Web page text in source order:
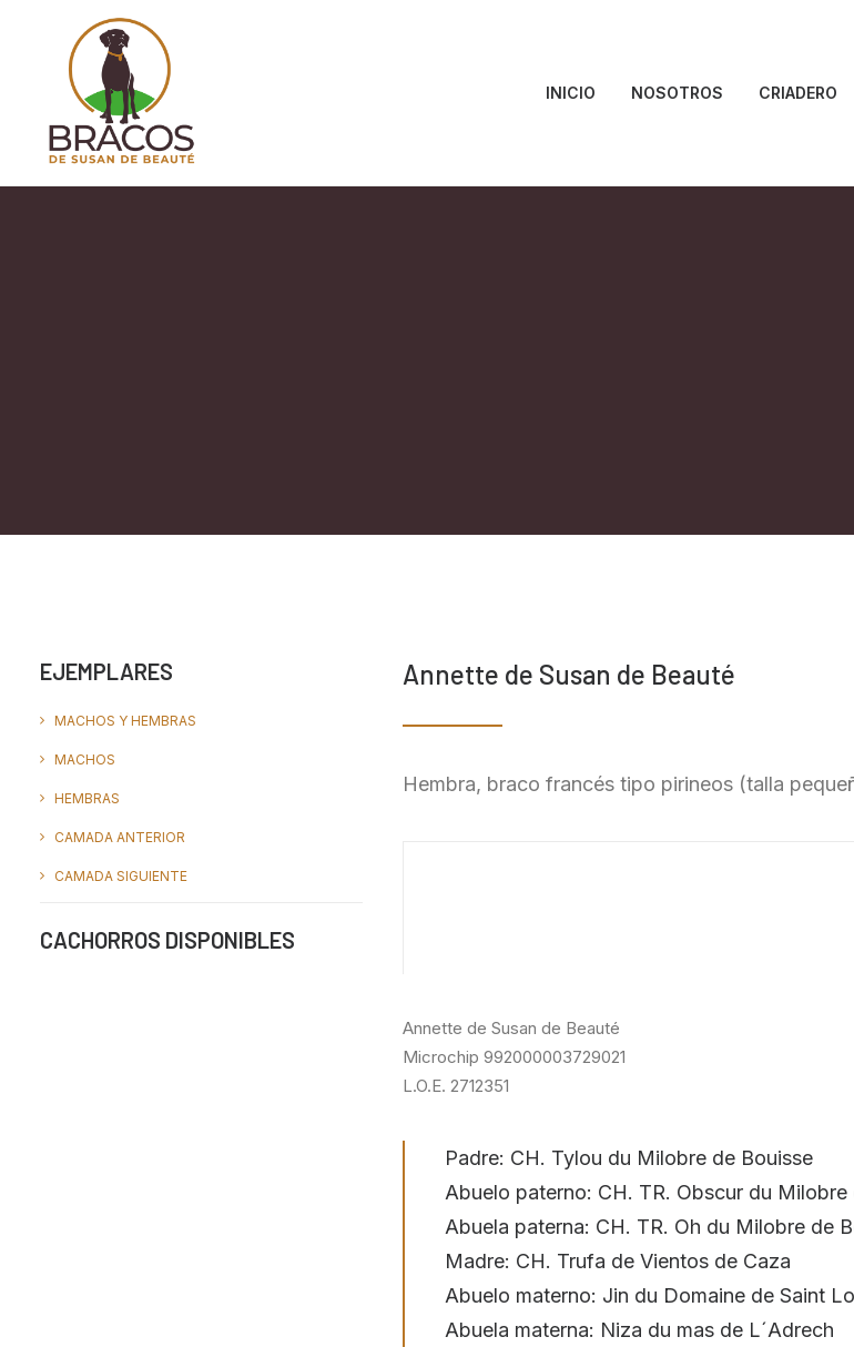
INICIO NOSOTROS CRIADERO
EJEMPLARES
MACHOS Y HEMBRAS
MACHOS
HEMBRAS
CAMADA ANTERIOR
CAMADA SIGUIENTE
CACHORROS DISPONIBLES
Annette de Susan de Beauté
Hembra, braco francés tipo pirineos (talla
Annette de Susan de Beauté
Microchip 992000003729021
L.O.E. 2712351
Padre: CH. Tylou du Milobre de Bouisse
Abuelo paterno: CH. TR. Obscur du Milobre
Abuela paterna: CH. TR. Oh du Milobre de
Madre: CH. Trufa de Vientos de Caza
Abuelo materno: Jin du Domaine de Saint
Abuela materna: Niza du mas de L´Adrech